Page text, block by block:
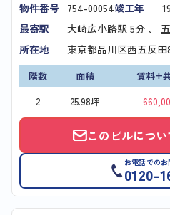
物件番号 754-00054竣工年
最寄駅
大崎広小路駅 5分 、
所在地
東京都品川区西五反田
階数 面積 賃料+
2
25.98坪
このビルにつ
お電話での
0120-